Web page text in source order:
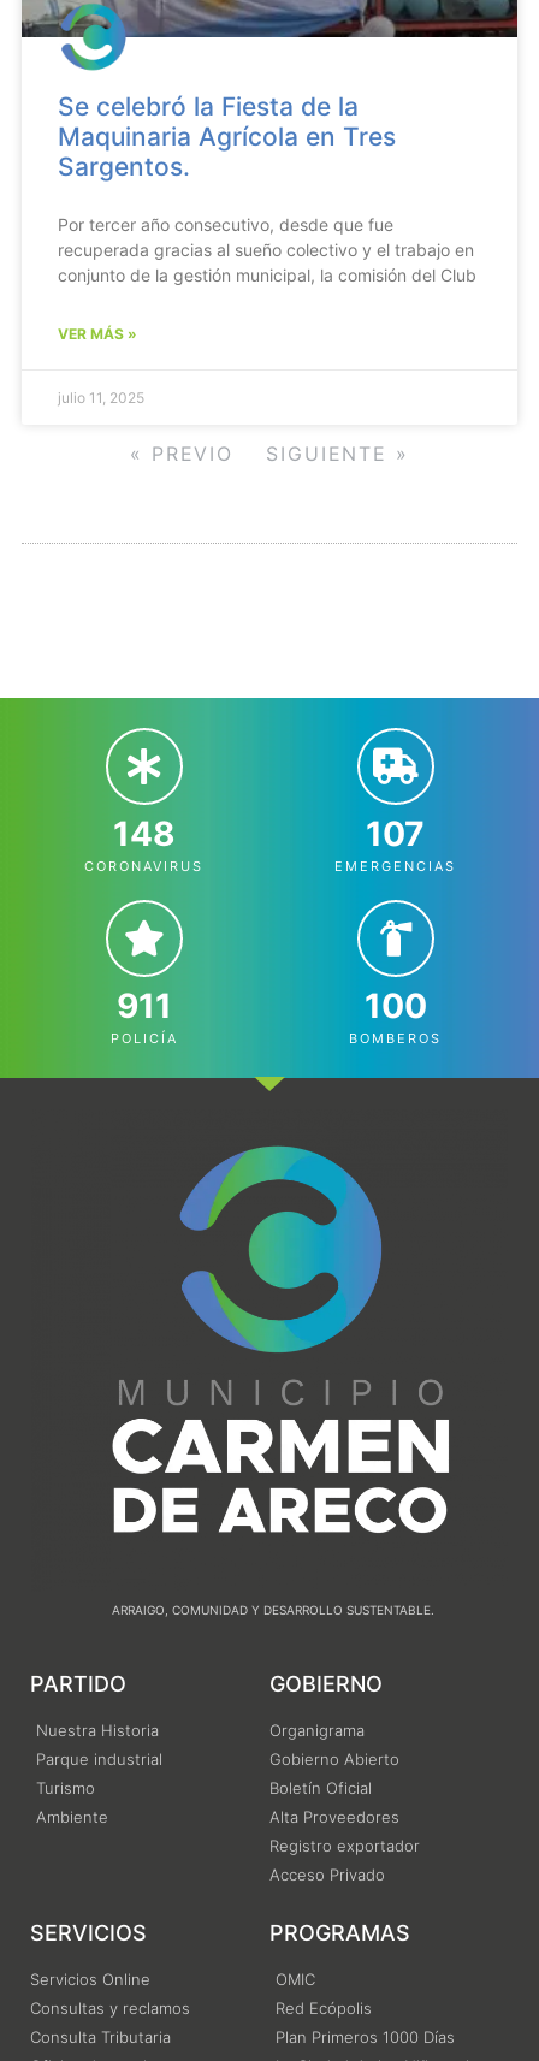
Se celebró la Fiesta de la
Maquinaria Agrícola en Tres
Sargentos.
Por tercer año consecutivo, desde que fue
recuperada gracias al sueño colectivo y el trabajo en
conjunto de la gestión municipal, la comisión del Club
VER MÁS »
julio 11, 2025
« PREVIO SIGUIENTE »
148
CORONAVIRUS
107
EMERGENCIAS
911
POLICÍA
100
BOMBEROS
ARRAIGO, COMUNIDAD Y DESARROLLO SUSTENTABLE.
PARTIDO
Nuestra Historia
Parque industrial
Turismo
Ambiente
GOBIERNO
Organigrama
Gobierno Abierto
Boletín Oficial
Alta Proveedores
Registro exportador
Acceso Privado
SERVICIOS
Servicios Online
Consultas y reclamos
Consulta Tributaria
PROGRAMAS
OMIC
Red Ecópolis
Plan Primeros 1000 Días